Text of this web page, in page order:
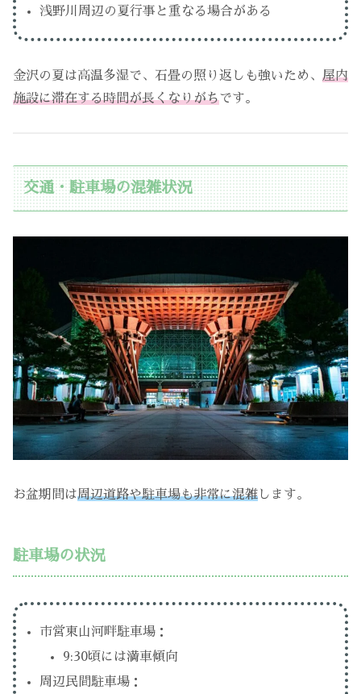
浅野川周辺の夏行事と重なる場合がある
金沢の夏は高温多湿で、石畳の照り返しも強いため、 屋内
施設に滞在する時間が長くなりがちです。
交通・駐車場の混雑状況
お盆期間は周辺道路や駐車場も非常に混雑 します。
駐車場の状況
市営東山河畔駐車場：
9:30頃には満車傾向
周辺民間駐車場：